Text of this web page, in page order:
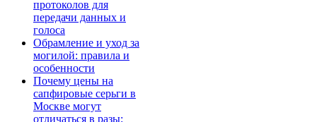
протоколов для
передачи данных и
голоса
Обрамление и уход за
могилой: правила и
особенности
Почему цены на
сапфировые серьги в
Москве могут
отличаться в разы: